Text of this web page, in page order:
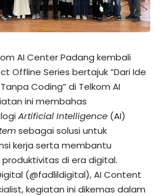
AI Center Padang kembali
Offline Series bertajuk “Dari Ide
Coding” di Telkom AI
ini membahas
Artificial Intelligence (AI)
sebagai solusi untuk
kerja serta membantu
di era digital.
(@fadlildigital), AI Content
kegiatan ini dikemas dalam